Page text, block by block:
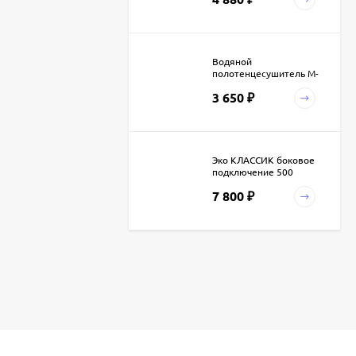
Водяной
полотенцесушитель М-
3 650 ₽
Эко КЛАССИК боковое
подключение 500
7 800 ₽